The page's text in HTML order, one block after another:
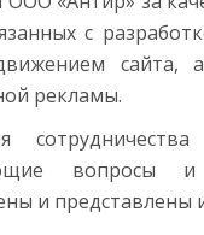
с
сайта,
рекламы.
вопросы
и представлены